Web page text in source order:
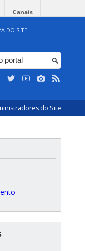
Canais
DO SITE
do Site